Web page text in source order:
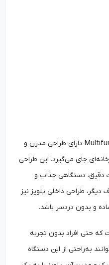
پلوپز Multifunctional IH Rice Cooker 3L دارای طراحی مدرن و
جای می‌گیرد. این طراحی
دستگاهی جذاب و
طراحی داخلی پلوپز نیز
بدون دردسر باشد.
افراد بدون تجربه
از این دستگاه